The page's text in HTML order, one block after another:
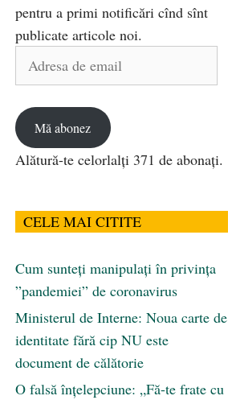
pentru a primi notificări cînd sînt
publicate articole noi.
Adresa
Mă abonez
Alătură-te celorlalți 371 de abonați.
CELE MAI CITITE
Cum sunteți manipulați în privința
”pandemiei” de coronavirus
Ministerul de Interne: Noua carte de
identitate fără cip NU este
document de călătorie
O falsă înțelepciune: „Fă-te frate cu